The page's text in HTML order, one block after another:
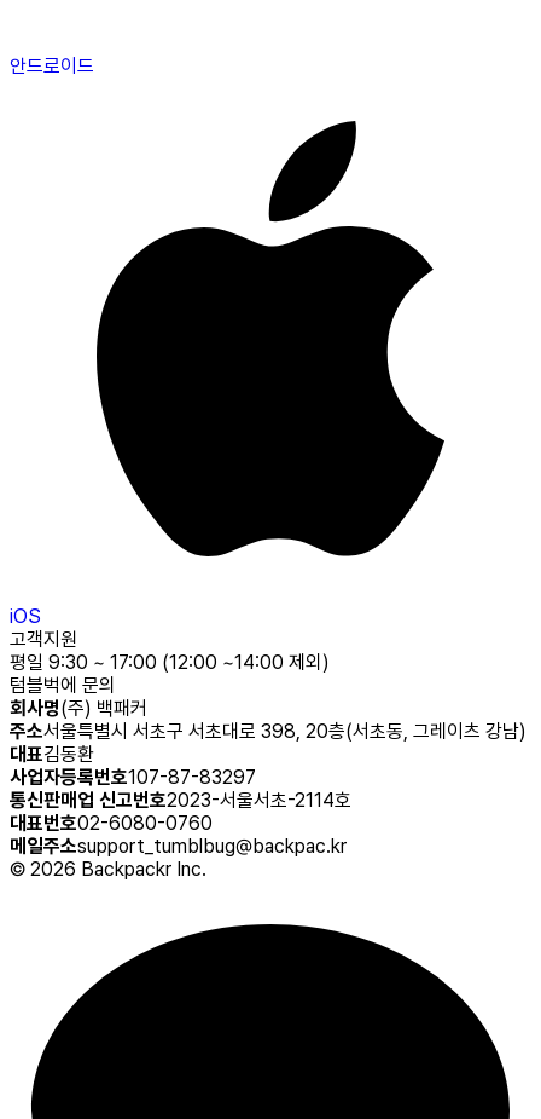
안드로이드
iOS
고객지원
평일 9:30 ~ 17:00 (12:00 ~14:00 제외)
텀블벅에 문의
회사명(주) 백패커
주소서울특별시 서초구 서초대로 398, 20층(서초동, 그레이츠 강남)
대표김동환
사업자등록번호107-87-83297
통신판매업 신고번호2023-서울서초-2114호
대표번호02-6080-0760
메일주소support_tumblbug@backpac.kr
© 2026 Backpackr Inc.